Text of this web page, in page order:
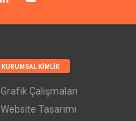
KURUMSAL KIMLIK
Grafik Çalışmaları
Website Tasarımı